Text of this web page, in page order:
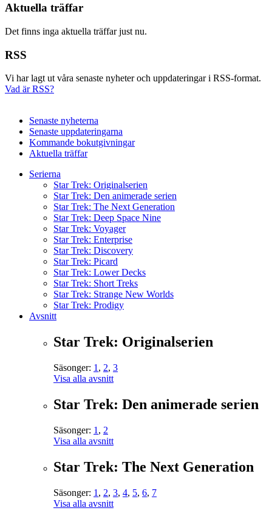
Aktuella träffar
Det finns inga aktuella träffar just nu.
RSS
Vi har lagt ut våra senaste nyheter och uppdateringar i RSS-format.
Vad är RSS?
Senaste nyheterna
Senaste uppdateringarna
Kommande bokutgivningar
Aktuella träffar
Serierna
Star Trek: Originalserien
Star Trek: Den animerade serien
Star Trek: The Next Generation
Star Trek: Deep Space Nine
Star Trek: Voyager
Star Trek: Enterprise
Star Trek: Discovery
Star Trek: Picard
Star Trek: Lower Decks
Star Trek: Short Treks
Star Trek: Strange New Worlds
Star Trek: Prodigy
Avsnitt
Star Trek: Originalserien
Säsonger: 1 , 2, 3
Visa alla avsnitt
Star Trek: Den animerade serien
Säsonger: 1 , 2
Visa alla avsnitt
Star Trek: The Next Generation
Säsonger: 1 , 2, 3, 4, 5, 6, 7
Visa alla avsnitt